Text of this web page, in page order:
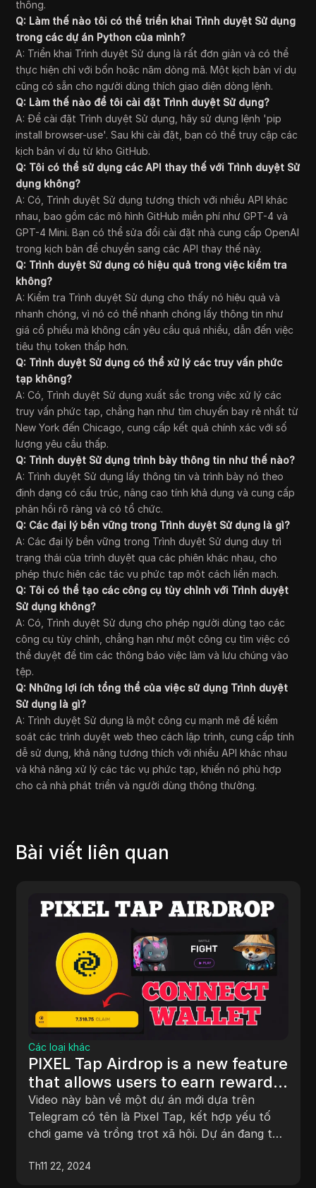
thống.
Q: Làm thế nào tôi có thể triển khai Trình duyệt Sử dụng
trong các dự án Python của mình?
A: Triển khai Trình duyệt Sử dụng là rất đơn giản và có thể
thực hiện chỉ với bốn hoặc năm dòng mã. Một kịch bản ví dụ
cũng có sẵn cho người dùng thích giao diện dòng lệnh.
Q: Làm thế nào để tôi cài đặt Trình duyệt Sử dụng?
A: Để cài đặt Trình duyệt Sử dụng, hãy sử dụng lệnh 'pip
install browser-use'. Sau khi cài đặt, bạn có thể truy cập các
kịch bản ví dụ từ kho GitHub.
Q: Tôi có thể sử dụng các API thay thế với Trình duyệt Sử
dụng không?
A: Có, Trình duyệt Sử dụng tương thích với nhiều API khác
nhau, bao gồm các mô hình GitHub miễn phí như GPT-4 và
GPT-4 Mini. Bạn có thể sửa đổi cài đặt nhà cung cấp OpenAI
trong kịch bản để chuyển sang các API thay thế này.
Q: Trình duyệt Sử dụng có hiệu quả trong việc kiểm tra
không?
A: Kiểm tra Trình duyệt Sử dụng cho thấy nó hiệu quả và
nhanh chóng, vì nó có thể nhanh chóng lấy thông tin như
giá cổ phiếu mà không cần yêu cầu quá nhiều, dẫn đến việc
tiêu thụ token thấp hơn.
Q: Trình duyệt Sử dụng có thể xử lý các truy vấn phức
tạp không?
A: Có, Trình duyệt Sử dụng xuất sắc trong việc xử lý các
truy vấn phức tạp, chẳng hạn như tìm chuyến bay rẻ nhất từ
New York đến Chicago, cung cấp kết quả chính xác với số
lượng yêu cầu thấp.
Q: Trình duyệt Sử dụng trình bày thông tin như thế nào?
A: Trình duyệt Sử dụng lấy thông tin và trình bày nó theo
định dạng có cấu trúc, nâng cao tính khả dụng và cung cấp
phản hồi rõ ràng và có tổ chức.
Q: Các đại lý bền vững trong Trình duyệt Sử dụng là gì?
A: Các đại lý bền vững trong Trình duyệt Sử dụng duy trì
trạng thái của trình duyệt qua các phiên khác nhau, cho
phép thực hiện các tác vụ phức tạp một cách liền mạch.
Q: Tôi có thể tạo các công cụ tùy chỉnh với Trình duyệt
Sử dụng không?
A: Có, Trình duyệt Sử dụng cho phép người dùng tạo các
công cụ tùy chỉnh, chẳng hạn như một công cụ tìm việc có
thể duyệt để tìm các thông báo việc làm và lưu chúng vào
tệp.
Q: Những lợi ích tổng thể của việc sử dụng Trình duyệt
Sử dụng là gì?
A: Trình duyệt Sử dụng là một công cụ mạnh mẽ để kiểm
soát các trình duyệt web theo cách lập trình, cung cấp tính
dễ sử dụng, khả năng tương thích với nhiều API khác nhau
và khả năng xử lý các tác vụ phức tạp, khiến nó phù hợp
cho cả nhà phát triển và người dùng thông thường.
Bài viết liên quan
Các loại khác
PIXEL Tap Airdrop is a new feature
that allows users to earn rewards
by connecting their Binance and
Bybit wallets to the Pixel Tap
platform.
Video này bàn về một dự án mới dựa trên
Telegram có tên là Pixel Tap, kết hợp yếu tố
chơi game và trồng trọt xã hội. Dự án đang tổ
giá 10.000 đô la để kỷ niệm đạt được 5 triệu
Th11 22, 2024